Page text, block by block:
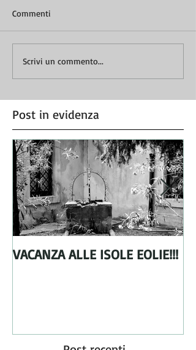
Commenti
Scrivi un commento...
Post in evidenza
VACANZA ALLE ISOLE EOLIE!!!